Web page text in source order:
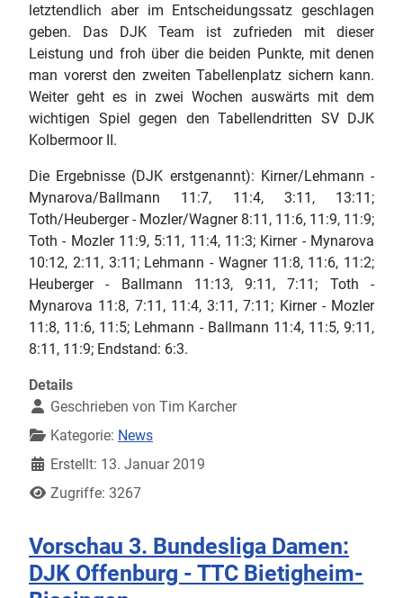
letztendlich aber im Entscheidungssatz geschlagen
geben. Das DJK Team ist zufrieden mit dieser
Leistung und froh über die beiden Punkte, mit denen
man vorerst den zweiten Tabellenplatz sichern kann.
Weiter geht es in zwei Wochen auswärts mit dem
wichtigen Spiel gegen den Tabellendritten SV DJK
Kolbermoor II.
Die Ergebnisse (DJK erstgenannt): Kirner/Lehmann -
Mynarova/Ballmann 11:7, 11:4, 3:11, 13:11;
Toth/Heuberger - Mozler/Wagner 8:11, 11:6, 11:9, 11:9;
Toth - Mozler 11:9, 5:11, 11:4, 11:3; Kirner - Mynarova
10:12, 2:11, 3:11; Lehmann - Wagner 11:8, 11:6, 11:2;
Heuberger - Ballmann 11:13, 9:11, 7:11; Toth -
Mynarova 11:8, 7:11, 11:4, 3:11, 7:11; Kirner - Mozler
11:8, 11:6, 11:5; Lehmann - Ballmann 11:4, 11:5, 9:11,
8:11, 11:9; Endstand: 6:3.
Details
Geschrieben von Tim Karcher
Kategorie: News
Erstellt: 13. Januar 2019
Zugriffe: 3267
Vorschau 3. Bundesliga Damen:
DJK Offenburg - TTC Bietigheim-